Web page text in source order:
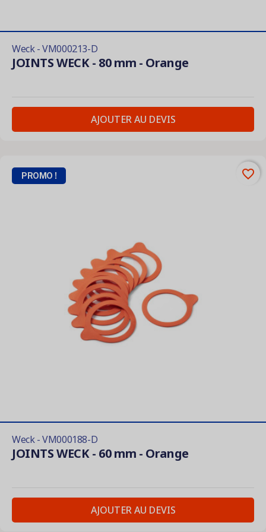
Weck - VM000213-D
JOINTS WECK - 80 mm - Orange
AJOUTER AU DEVIS
Weck - VM000188-D
JOINTS WECK - 60 mm - Orange
AJOUTER AU DEVIS
PROMO ! favorite_border